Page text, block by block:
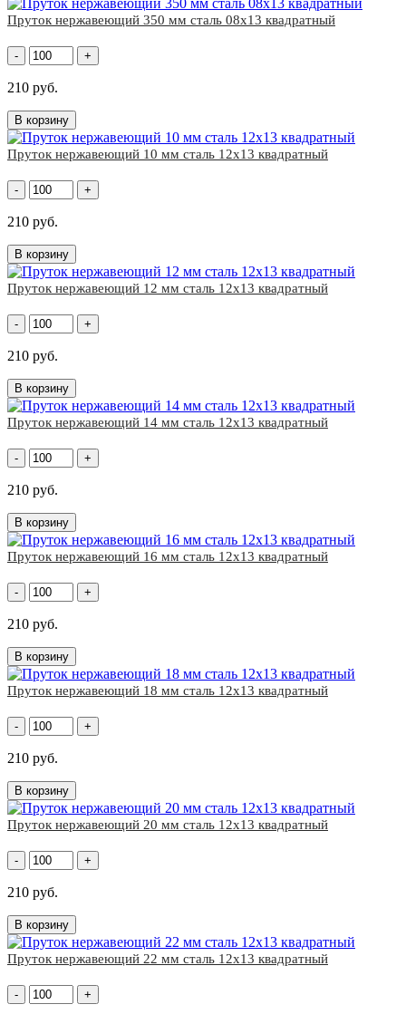
Пруток нержавеющий 350 мм сталь 08х13 квадратный
- +
210 руб.
В корзину
Пруток нержавеющий 10 мм сталь 12х13 квадратный
- +
210 руб.
В корзину
Пруток нержавеющий 12 мм сталь 12х13 квадратный
- +
210 руб.
В корзину
Пруток нержавеющий 14 мм сталь 12х13 квадратный
- +
210 руб.
В корзину
Пруток нержавеющий 16 мм сталь 12х13 квадратный
- +
210 руб.
В корзину
Пруток нержавеющий 18 мм сталь 12х13 квадратный
- +
210 руб.
В корзину
Пруток нержавеющий 20 мм сталь 12х13 квадратный
- +
210 руб.
В корзину
Пруток нержавеющий 22 мм сталь 12х13 квадратный
- +